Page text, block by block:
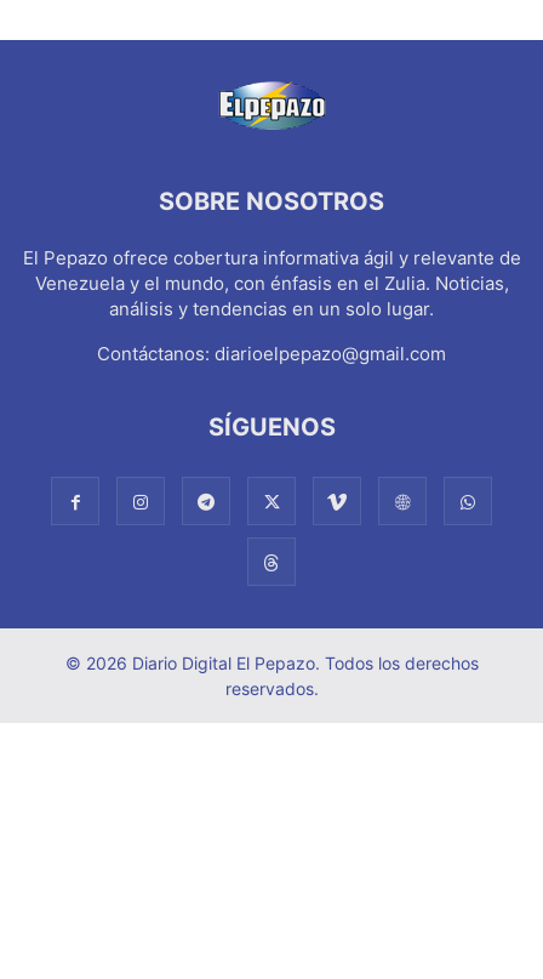
SOBRE NOSOTROS
El Pepazo ofrece cobertura informativa ágil y relevante de
Venezuela y el mundo, con énfasis en el Zulia. Noticias,
análisis y tendencias en un solo lugar.
Contáctanos: diarioelpepazo@gmail.com
SÍGUENOS
© 2026 Diario Digital El Pepazo. Todos los derechos
reservados.